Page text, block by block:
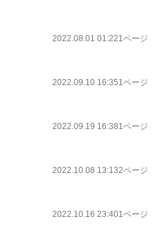
2022.08.01 01:221ページ
2022.09.10 16:351ページ
2022.09.19 16:381ページ
2022.10.08 13:132ページ
2022.10.16 23:401ページ